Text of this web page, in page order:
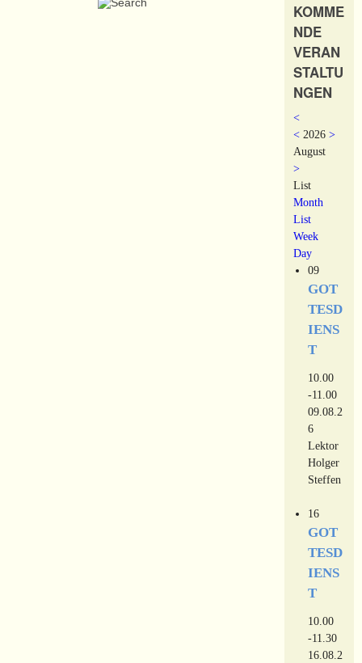
KOMME
NDE
VERAN
STALTU
NGEN
<
< 2026>
August
>
List
Month
List
Week
Day
09
GOT
TESD
IENS
T
10.00
-11.00
09.08.2
6
Lektor
Holger
Steffen
16
GOT
TESD
IENS
T
10.00
-11.30
16.08.2